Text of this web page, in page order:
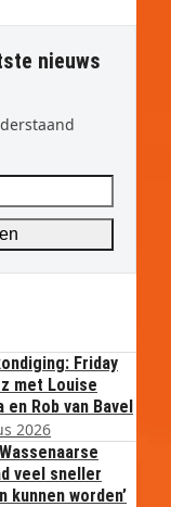
nieuws
Friday
met Louise
en Rob van Bavel
2026
veel sneller
kunnen worden’